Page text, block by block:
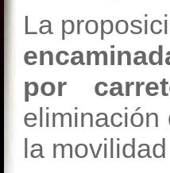
La
por
eliminación
la